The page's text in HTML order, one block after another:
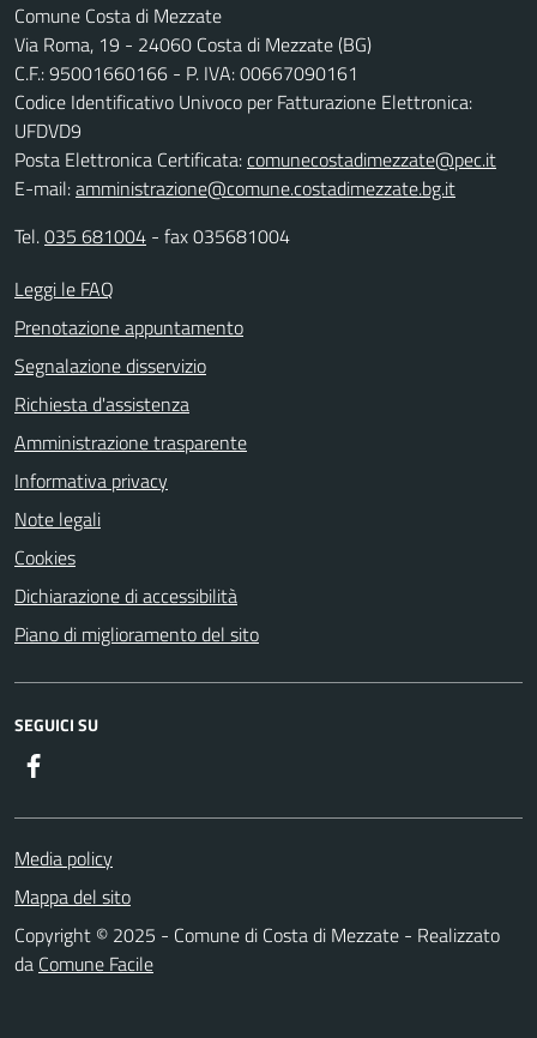
Comune Costa di Mezzate
Via Roma, 19 - 24060 Costa di Mezzate (BG)
C.F.: 95001660166 - P. IVA: 00667090161
Codice Identificativo Univoco per Fatturazione Elettronica:
UFDVD9
Posta Elettronica Certificata:comunecostadimezzate@pec.it
E-mail:amministrazione@comune.costadimezzate.bg.it
Tel.035 681004 - fax 035681004
Leggi le FAQ
Prenotazione appuntamento
Segnalazione disservizio
Richiesta d'assistenza
Amministrazione trasparente
Informativa privacy
Note legali
Cookies
Dichiarazione di accessibilità
Piano di miglioramento del sito
SEGUICI SU
Media policy
Mappa del sito
Copyright © 2025 - Comune di Costa di Mezzate - Realizzato
da Comune Facile